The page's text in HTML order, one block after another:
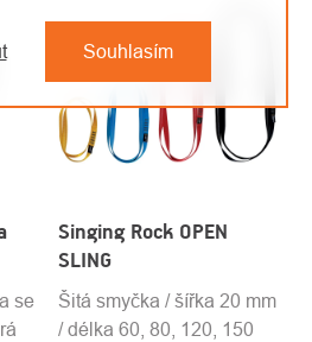
Souhlasím
se
Singing Rock OPEN
SLING
Šitá smyčka / šířka 20 mm
/ délka 60, 80, 120, 150